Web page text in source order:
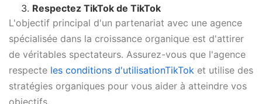
Respectez TikTok de TikTok
L'objectif principal d'un partenariat avec une agence
spécialisée dans la croissance organique est d'attirer
de véritables spectateurs. Assurez-vous que l'agence
respecte les conditions d'utilisationTikTok et utilise des
stratégies organiques pour vous aider à atteindre vos